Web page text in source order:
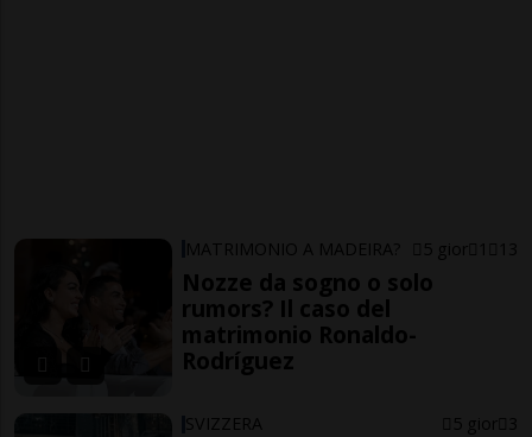
MATRIMONIO A MADEIRA? 5 gior 1 13
Nozze da sogno o solo
rumors? Il caso del
matrimonio Ronaldo-
Rodríguez
SVIZZERA 5 gior 3